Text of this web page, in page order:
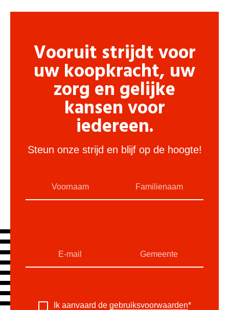
Vooruit strijdt voor
uw koopkracht, uw
zorg en gelijke
kansen voor
iedereen.
Steun onze strijd en blijf op de hoogte!
Ik aanvaard de gebruiksvoorwaarden*